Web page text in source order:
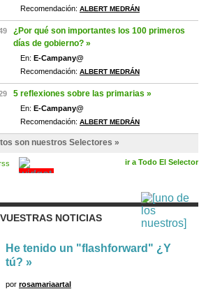
Recomendación: ALBERT MEDRÁN
¿Por qué son importantes los 100 primeros
días de gobierno? »
En: E-Campany@
Recomendación: ALBERT MEDRÁN
5 reflexiones sobre las primarias »
En: E-Campany@
Recomendación: ALBERT MEDRÁN
son nuestros Selectores »
ir a Todo El Selector
VUESTRAS NOTICIAS
He tenido un "flashforward" ¿Y
tú? »
por rosamariaartal